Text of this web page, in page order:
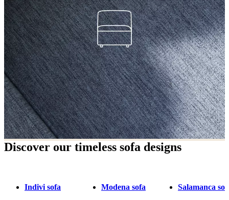
Discover our timeless sofa designs
Indivi sofa Modena sofa Salamanca